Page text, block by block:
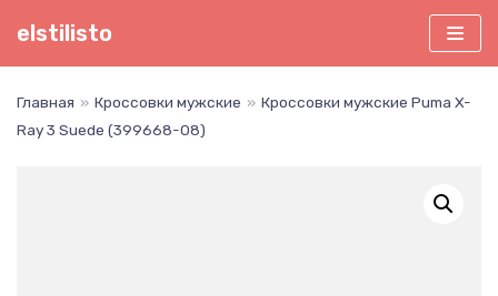
Перейти
elstilisto
Главная » Кроссовки мужские » Кроссовки мужские Puma X-
Ray 3 Suede (399668-08)